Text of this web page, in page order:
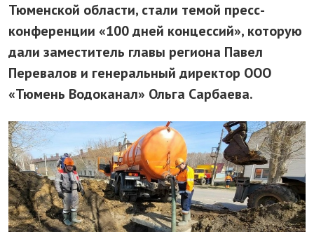
Тюменской области, стали темой пресс-
конференции «100 дней концессий», которую
дали заместитель главы региона Павел
Перевалов и генеральный директор ООО
«Тюмень Водоканал» Ольга Сарбаева.